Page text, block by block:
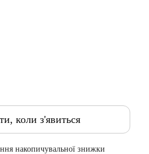
коли з'явиться
накопичувальної знижки